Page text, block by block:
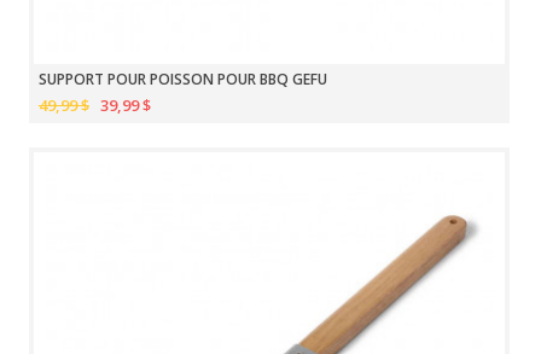
SUPPORT POUR POISSON POUR BBQ GEFU
49,99 $ 39,99 $